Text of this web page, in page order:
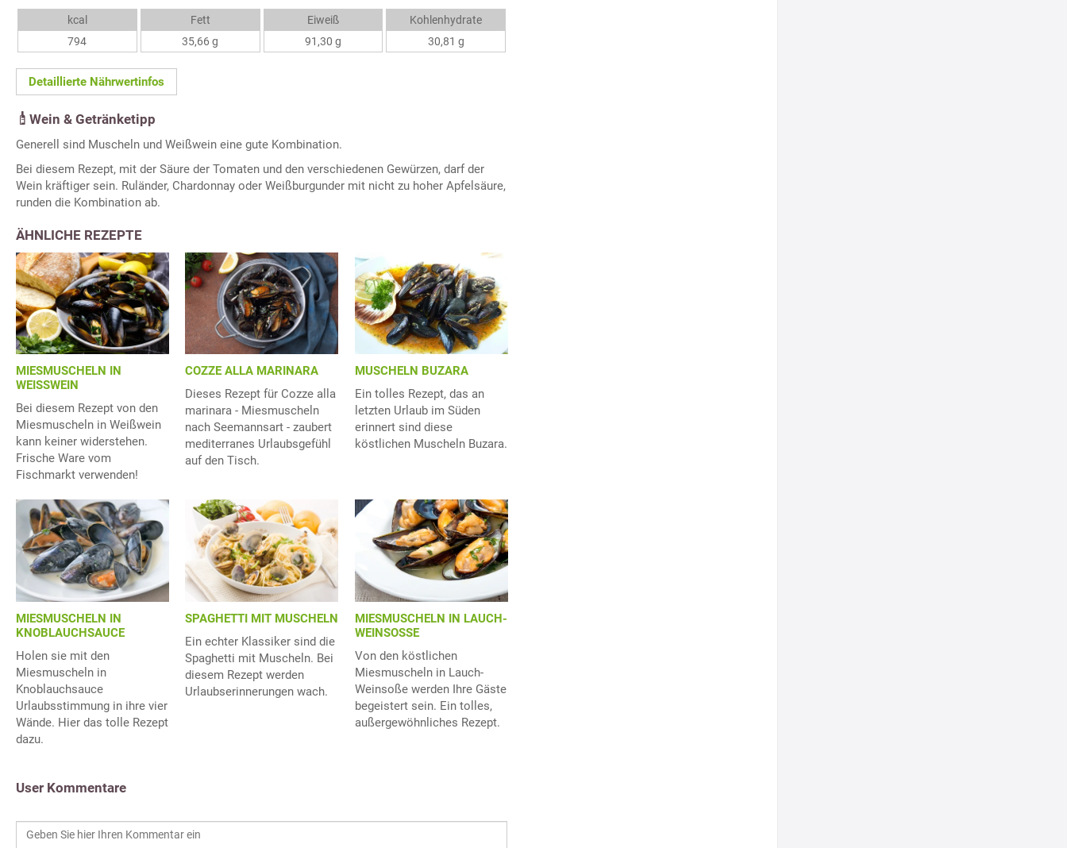
kcal
794
Fett
35,66 g
Eiweiß
91,30 g
Kohlenhydrate
30,81 g
Detaillierte Nährwertinfos
Wein & Getränketipp
Generell sind Muscheln und Weißwein eine gute Kombination.
Bei diesem Rezept, mit der Säure der Tomaten und den verschiedenen Gewürzen, darf der
Wein kräftiger sein. Ruländer, Chardonnay oder Weißburgunder mit nicht zu hoher Apfelsäure,
runden die Kombination ab.
ÄHNLICHE REZEPTE
MIESMUSCHELN IN
WEISSWEIN
Bei diesem Rezept von den
Miesmuscheln in Weißwein
kann keiner widerstehen.
Frische Ware vom
Fischmarkt verwenden!
COZZE ALLA MARINARA
Dieses Rezept für Cozze alla
marinara - Miesmuscheln
nach Seemannsart - zaubert
mediterranes Urlaubsgefühl
auf den Tisch.
MUSCHELN BUZARA
Ein tolles Rezept, das an
letzten Urlaub im Süden
erinnert sind diese
köstlichen Muscheln Buzara.
MIESMUSCHELN IN
KNOBLAUCHSAUCE
Holen sie mit den
Miesmuscheln in
Knoblauchsauce
Urlaubsstimmung in ihre vier
Wände. Hier das tolle Rezept
dazu.
SPAGHETTI MIT MUSCHELN
Ein echter Klassiker sind die
Spaghetti mit Muscheln. Bei
diesem Rezept werden
Urlaubserinnerungen wach.
MIESMUSCHELN IN LAUCH-
WEINSOSSE
Von den köstlichen
Miesmuscheln in Lauch-
Weinsoße werden Ihre Gäste
begeistert sein. Ein tolles,
außergewöhnliches Rezept.
User Kommentare